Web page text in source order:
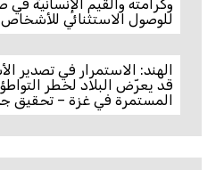
وكرامته والقيم الإنسانية
للوصول الاستثنائي
الهند: الاستمرار في تصدير
قد يعرّض البلاد لخطر
المستمرة في غزة – تحقيق